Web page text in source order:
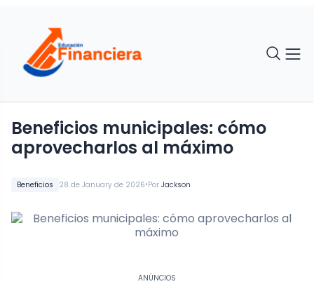
Beneficios 28 de January de 2026•Por Jackson
Beneficios municipales: cómo
aprovecharlos al máximo
ANÚNCIOS